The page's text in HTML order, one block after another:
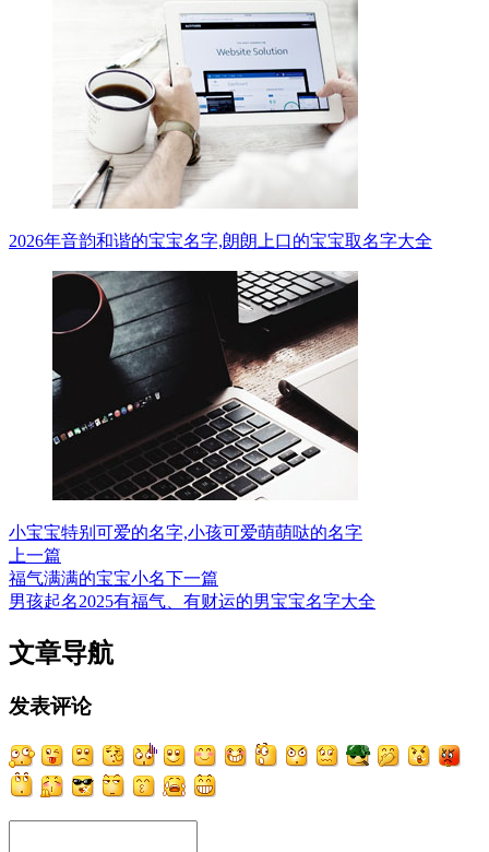
2026年音韵和谐的宝宝名字,朗朗上口的宝宝取名字大全
小宝宝特别可爱的名字,小孩可爱萌萌哒的名字
上一篇
福气满满的宝宝小名下一篇
男孩起名2025有福气、有财运的男宝宝名字大全
文章导航
发表评论